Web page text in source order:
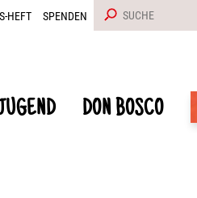
HEFT SPENDEN
DON BOSCO